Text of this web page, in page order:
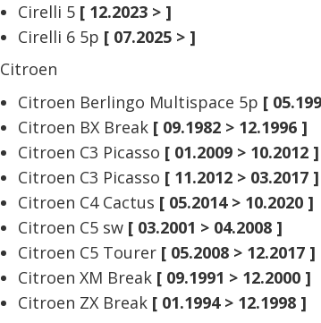
Cirelli 5 [ 12.2023 > ]
Cirelli 6 5p [ 07.2025 > ]
Citroen
Citroen Berlingo Multispace 5p [
Citroen BX Break [ 09.1982 > 12.1996 ]
Citroen C3 Picasso [ 01.2009 > 10.2012 ]
Citroen C3 Picasso [ 11.2012 > 03.2017 ]
Citroen C4 Cactus [ 05.2014 > 10.2020 ]
Citroen C5 sw [ 03.2001 > 04.2008 ]
Citroen C5 Tourer [ 05.2008 > 12.2017 ]
Citroen XM Break [ 09.1991 > 12.2000 ]
Citroen ZX Break [ 01.1994 > 12.1998 ]